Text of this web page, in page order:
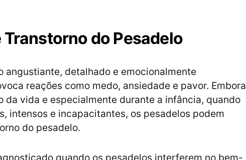
do Pesadelo
angustiante, detalhado e emocionalmente
reações como medo, ansiedade e pavor. Embora
da vida e especialmente durante a infância, quando
intensos e incapacitantes, os pesadelos podem
do pesadelo.
quando os pesadelos interferem no bem-